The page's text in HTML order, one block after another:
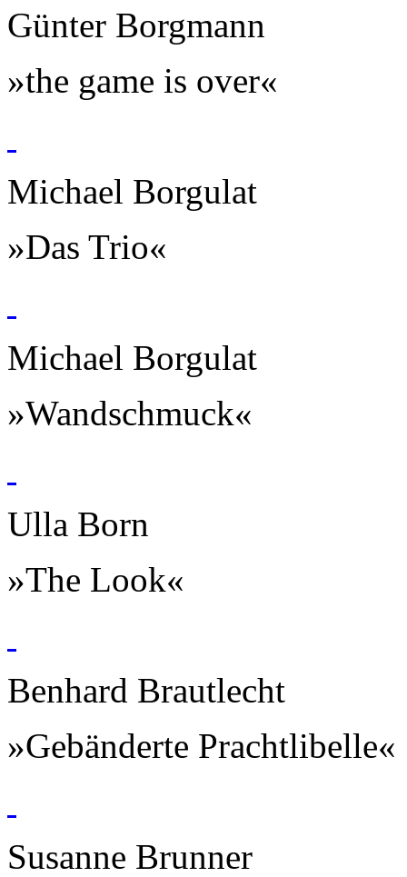
Günter Borgmann
»the game is over«
Michael Borgulat
»Das Trio«
Michael Borgulat
»Wandschmuck«
Ulla Born
»The Look«
Benhard Brautlecht
»Gebänderte Prachtlibelle«
Susanne Brunner